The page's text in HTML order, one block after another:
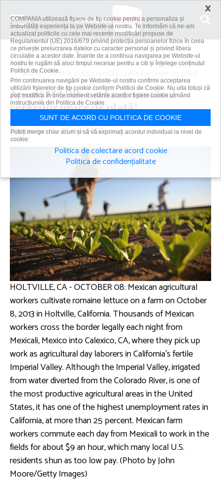
Acasă
Hrană
Anunţ MADR: a scăzut numărul cererilor unice de plată!
Anunţ MADR: a scăzut numărul
cererilor unice de plată!
Primanews | 18 mai 2022
HOLTVILLE, CA - OCTOBER 08: Mexican agricultural
workers cultivate romaine lettuce on a farm on October
8, 2013 in Holtville, California. Thousands of Mexican
workers cross the border legally each night from
Mexicali, Mexico into Calexico, CA, where they pick up
work as agricultural day laborers in California's fertile
Imperial Valley. Although the Imperial Valley, irrigated
from water diverted from the Colorado River, is one of
the most productive agricultural areas in the United
States, it has one of the highest unemployment rates in
California, at more than 25 percent. Mexican farm
workers commute each day from Mexicali to work in the
fields for about $9 an hour, which many local U.S.
residents shun as too low pay. (Photo by John
Moore/Getty Images)
×
COMPANIA utilizează fişiere de tip cookie pentru a personaliza și
îmbunătăți experiența ta pe Website-ul nostru. Te informăm că ne-am
actualizat politicile cu cele mai recente modificări propuse de
Regulamentul (UE) 2016/679 privind protecția persoanelor fizice în ceea
ce privește prelucrarea datelor cu caracter personal și privind libera
circulație a acestor date. Înainte de a continua navigarea pe Website-ul
nostru te rugăm să aloci timpul necesar pentru a citi și înțelege conținutul
Politicii de Cookie.
Prin continuarea navigării pe Website-ul nostru confirmi acceptarea
utilizării fişierelor de tip cookie conform Politicii de Cookie. Nu uita totuși că
poți modifica în orice moment setările acestor fişiere cookie urmând
instrucțiunile din Politica de Cookie.
SUNT DE ACORD CU POLITICA DE COOKIE
Puteți merge chiar acum și să vă exprimați acordul individual la nivel de
cookie:
Politica de colectare acord cookie
Politica de confidențialitate